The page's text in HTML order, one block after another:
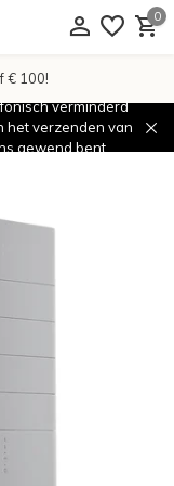
0
€ 100!
verminderd
het verzenden van
gewend bent.